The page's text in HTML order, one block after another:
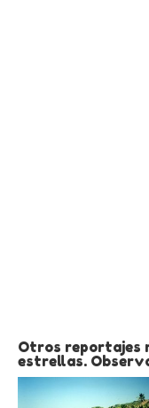
Otros reportajes
estrellas.